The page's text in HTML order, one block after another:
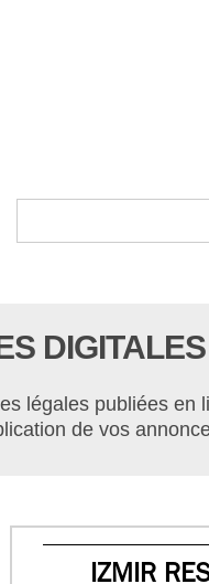
légales publiées en
de vos
IZMIR